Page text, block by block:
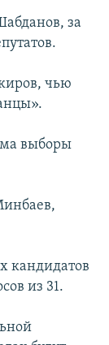
за
чью
выборы
кандидатов
из 31.